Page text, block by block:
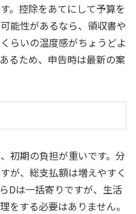
。控除をあてにして予算を
能性があるなら、領収書や
らいの温度感がちょうどよ
るため、申告時は最新の案
初期の負担が重いです。分
が、総支払額は増えやすく
Dは一括寄りですが、生活
をする必要はありません。